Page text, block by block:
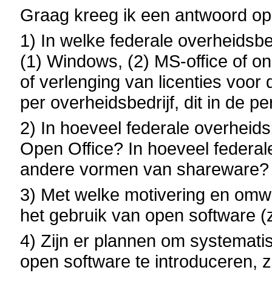
Graag kreeg ik een antwoord
1) In welke federale
(1) Windows, (2) MS-office of
of verlenging van licenties voor
per overheidsbedrijf, dit in de
2) In hoeveel federale
Open Office? In hoeveel
andere vormen van
3) Met welke motivering en
het gebruik van open software
4) Zijn er plannen om
open software te introduceren,